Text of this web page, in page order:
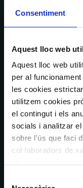
Consentiment
Aquest lloc web
Aquest lloc web
per al
les cookies
utilitzem cookies
el contingut i els
socials i analitzar
sobre l'ús que faci
col·laboradors de